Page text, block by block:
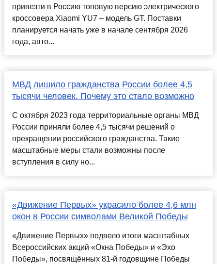
привезти в Россию топовую версию электрического
кроссовера Xiaomi YU7 – модель GT. Поставки
планируется начать уже в начале сентября 2026
года, авто...
МВД лишило гражданства России более 4,5
тысячи человек. Почему это стало возможно
С октября 2023 года территориальные органы МВД
России приняли более 4,5 тысячи решений о
прекращении российского гражданства. Такие
масштабные меры стали возможны после
вступления в силу но...
«Движение Первых» украсило более 4,6 млн
окон в России символами Великой Победы
«Движение Первых» подвело итоги масштабных
Всероссийских акций «Окна Победы» и «Эхо
Победы», посвящённых 81-й годовщине Победы